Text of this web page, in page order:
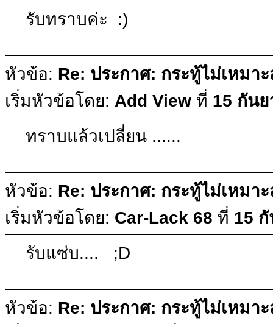
รับทราบค่ะ :)
หัวข้อ: Re: ประกาศ: กระทู้ไม่เหมา
เริ่มหัวข้อโดย: Add View ที่ 15 กันย
ทราบแล้วเปลี่ยน ......
หัวข้อ: Re: ประกาศ: กระทู้ไม่เหมา
เริ่มหัวข้อโดย: Car-Lack 68 ที่ 15
รับแซ่บ.... ;D
หัวข้อ: Re: ประกาศ: กระทู้ไม่เหมา